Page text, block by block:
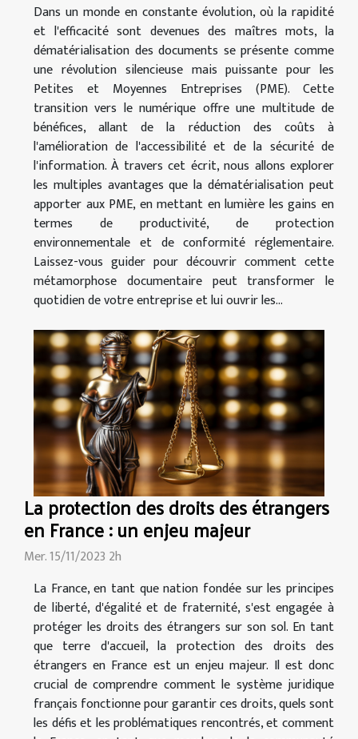
Dans un monde en constante évolution, où la rapidité
et l'efficacité sont devenues des maîtres mots, la
dématérialisation des documents se présente comme
une révolution silencieuse mais puissante pour les
Petites et Moyennes Entreprises (PME). Cette
transition vers le numérique offre une multitude de
bénéfices, allant de la réduction des coûts à
l'amélioration de l'accessibilité et de la sécurité de
l'information. À travers cet écrit, nous allons explorer
les multiples avantages que la dématérialisation peut
apporter aux PME, en mettant en lumière les gains en
termes de productivité, de protection
environnementale et de conformité réglementaire.
Laissez-vous guider pour découvrir comment cette
métamorphose documentaire peut transformer le
quotidien de votre entreprise et lui ouvrir les...
La protection des droits des étrangers
en France : un enjeu majeur
Mer. 15/11/2023 2h
La France, en tant que nation fondée sur les principes
de liberté, d'égalité et de fraternité, s'est engagée à
protéger les droits des étrangers sur son sol. En tant
que terre d'accueil, la protection des droits des
étrangers en France est un enjeu majeur. Il est donc
crucial de comprendre comment le système juridique
français fonctionne pour garantir ces droits, quels sont
les défis et les problématiques rencontrés, et comment